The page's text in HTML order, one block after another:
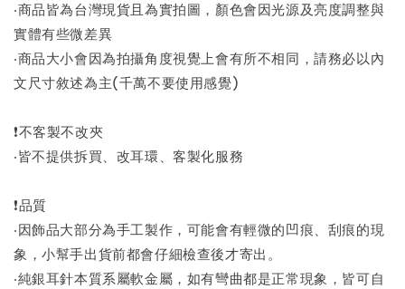
‧商品皆為台灣現貨且為實拍圖，顏色會因光源及亮度調整與
實體有些微差異
‧商品大小會因為拍攝角度視覺上會有所不相同，請務必以內
文尺寸敘述為主(千萬不要使用感覺)
❗不客製不改夾
‧皆不提供拆買、改耳環、客製化服務
❗品質
‧因飾品大部分為手工製作，可能會有輕微的凹痕、刮痕的現
象，小幫手出貨前都會仔細檢查後才寄出。
‧純銀耳針本質系屬軟金屬，如有彎曲都是正常現象，皆可自